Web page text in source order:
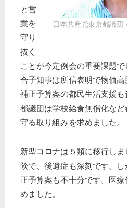
日本共産党東京都議団
と営
業を
守り
抜く
ことが今定例会の重要課題
合子知事は所信表明で物価高
補正予算案の都民生活支援
都議団は学校給食無償化な
守る取り組みを求めました。
新型コロナは５類に移行し
険で、後遺症も深刻です。
正予算案も不十分です。医
めました。